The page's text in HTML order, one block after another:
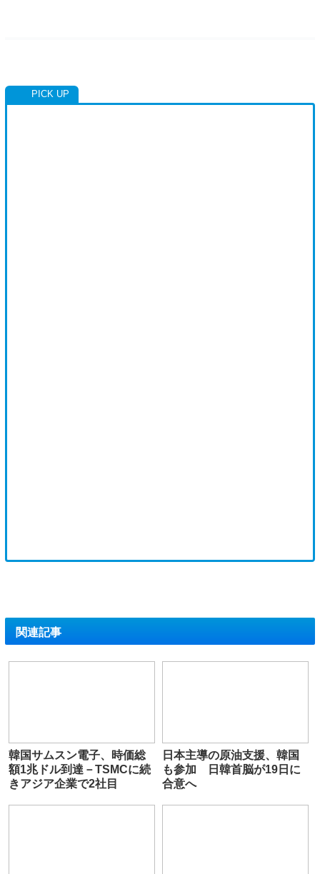
関連記事
韓国サムスン電子、時価総
額1兆ドル到達－TSMCに続
きアジア企業で2社目
日本主導の原油支援、韓国
も参加 日韓首脳が19日に
合意へ